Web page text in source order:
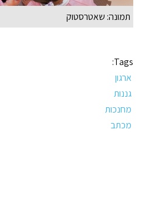
תמונה: שאטרסטוק
Tags:
ארגון
גננות
מחנכות
מכתב